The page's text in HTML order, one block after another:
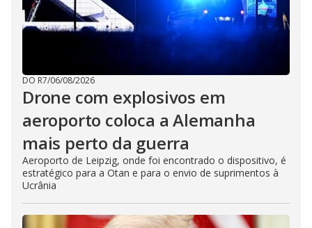
DO R7/06/08/2026
Drone com explosivos em
aeroporto coloca a Alemanha
mais perto da guerra
Aeroporto de Leipzig, onde foi encontrado o dispositivo, é
estratégico para a Otan e para o envio de suprimentos à
Ucrânia